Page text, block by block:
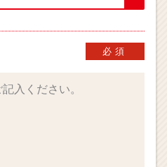
必須